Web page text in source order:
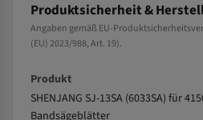
Produktsicherheit &
Angaben gemäß EU-
(EU) 2023/988, Art. 19).
Produkt
SHENJANG SJ-13SA (6033SA) für
Bandsägeblätter